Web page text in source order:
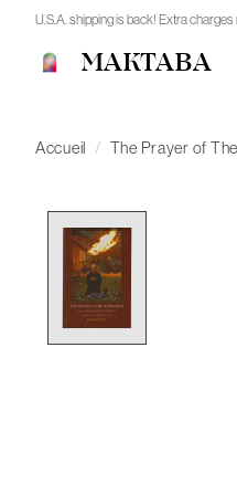
U.S.A. shipping is back! Extra charges
MAKTABA
Accueil / The Prayer of